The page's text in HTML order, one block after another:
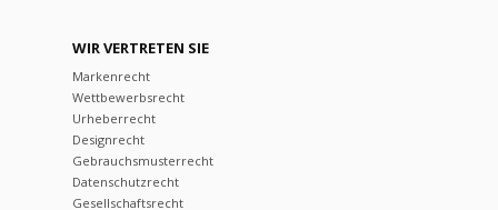
WIR VERTRETEN SIE
Markenrecht
Wettbewerbsrecht
Urheberrecht
Designrecht
Gebrauchsmusterrecht
Datenschutzrecht
Gesellschaftsrecht